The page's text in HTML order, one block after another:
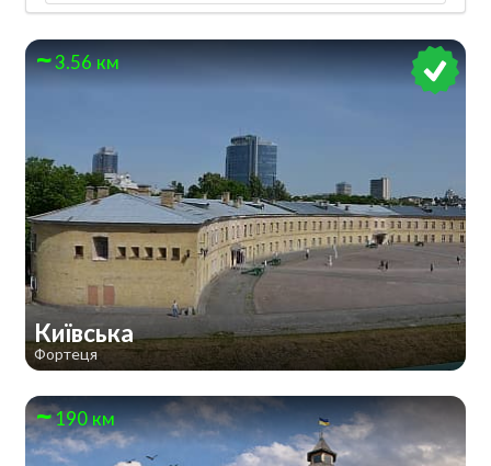
3.56 км
Київська
Фортеця
190 км